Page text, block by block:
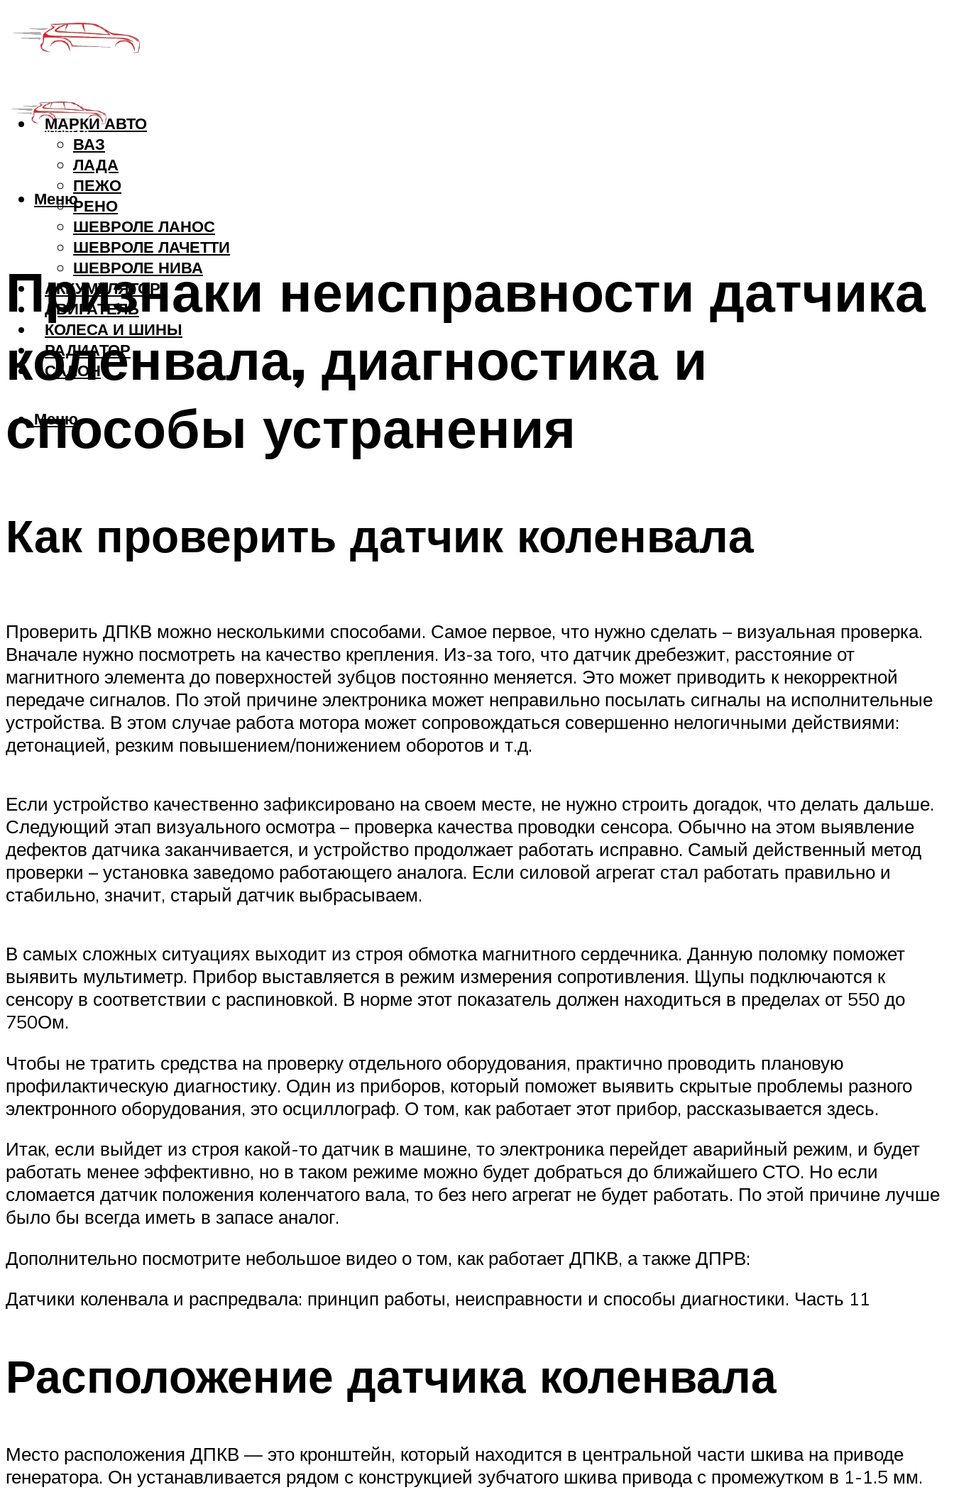
МАРКИ АВТО
ВАЗ
ЛАДА
ПЕЖО
РЕНО
ШЕВРОЛЕ ЛАНОС
ШЕВРОЛЕ ЛАЧЕТТИ
ШЕВРОЛЕ НИВА
АККУМУЛЯТОР
ДВИГАТЕЛЬ
КОЛЕСА И ШИНЫ
РАДИАТОР
САЛОН
Меню
Меню
Признаки неисправности датчика
коленвала, диагностика и
способы устранения
Как проверить датчик коленвала
Проверить ДПКВ можно несколькими способами. Самое первое, что нужно сделать – визуальная проверка.
Вначале нужно посмотреть на качество крепления. Из-за того, что датчик дребезжит, расстояние от
магнитного элемента до поверхностей зубцов постоянно меняется. Это может приводить к некорректной
передаче сигналов. По этой причине электроника может неправильно посылать сигналы на исполнительные
устройства. В этом случае работа мотора может сопровождаться совершенно нелогичными действиями:
детонацией, резким повышением/понижением оборотов и т.д.
Если устройство качественно зафиксировано на своем месте, не нужно строить догадок, что делать дальше.
Следующий этап визуального осмотра – проверка качества проводки сенсора. Обычно на этом выявление
дефектов датчика заканчивается, и устройство продолжает работать исправно. Самый действенный метод
проверки – установка заведомо работающего аналога. Если силовой агрегат стал работать правильно и
стабильно, значит, старый датчик выбрасываем.
В самых сложных ситуациях выходит из строя обмотка магнитного сердечника. Данную поломку поможет
выявить мультиметр. Прибор выставляется в режим измерения сопротивления. Щупы подключаются к
сенсору в соответствии с распиновкой. В норме этот показатель должен находиться в пределах от 550 до
750Ом.
Чтобы не тратить средства на проверку отдельного оборудования, практично проводить плановую
профилактическую диагностику. Один из приборов, который поможет выявить скрытые проблемы разного
электронного оборудования, это осциллограф. О том, как работает этот прибор, рассказывается здесь.
Итак, если выйдет из строя какой-то датчик в машине, то электроника перейдет аварийный режим, и будет
работать менее эффективно, но в таком режиме можно будет добраться до ближайшего СТО. Но если
сломается датчик положения коленчатого вала, то без него агрегат не будет работать. По этой причине лучше
было бы всегда иметь в запасе аналог.
Дополнительно посмотрите небольшое видео о том, как работает ДПКВ, а также ДПРВ:
Датчики коленвала и распредвала: принцип работы, неисправности и способы диагностики. Часть 11
Расположение датчика коленвала
Место расположения ДПКВ — это кронштейн, который находится в центральной части шкива на приводе
генератора. Он устанавливается рядом с конструкцией зубчатого шкива привода с промежутком в 1-1.5 мм.